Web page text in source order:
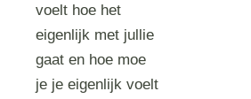
voelt hoe het
eigenlijk met jullie
gaat en hoe moe
je je eigenlijk voelt